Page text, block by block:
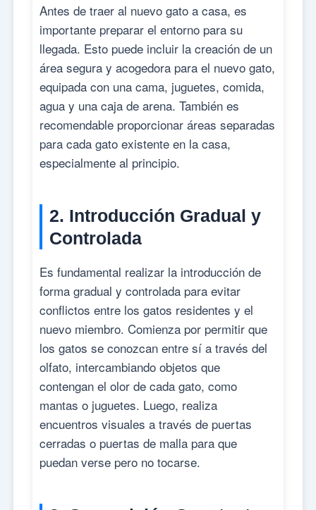
Antes de traer al nuevo gato a casa, es
importante preparar el entorno para su
llegada. Esto puede incluir la creación de un
área segura y acogedora para el nuevo gato,
equipada con una cama, juguetes, comida,
agua y una caja de arena. También es
recomendable proporcionar áreas separadas
para cada gato existente en la casa,
especialmente al principio.
2. Introducción Gradual y
Controlada
Es fundamental realizar la introducción de
forma gradual y controlada para evitar
conflictos entre los gatos residentes y el
nuevo miembro. Comienza por permitir que
los gatos se conozcan entre sí a través del
olfato, intercambiando objetos que
contengan el olor de cada gato, como
mantas o juguetes. Luego, realiza
encuentros visuales a través de puertas
cerradas o puertas de malla para que
puedan verse pero no tocarse.